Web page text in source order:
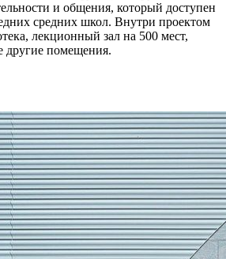
и общения, который доступен
средних школ. Внутри проектом
лекционный зал на 500 мест,
другие помещения.